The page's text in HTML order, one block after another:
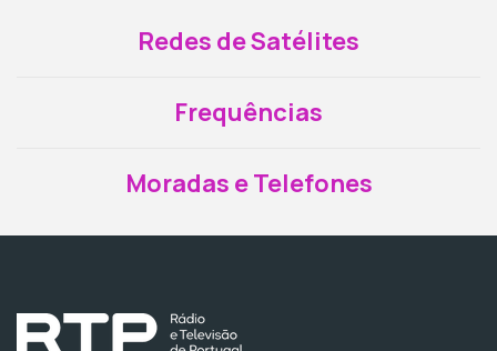
Redes de Satélites
Frequências
Moradas e Telefones